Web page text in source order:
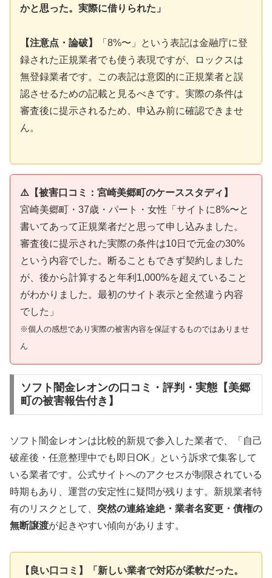
かと思った。実際に借りられた」
【注意点・論破】
「8%〜」という表記は金融庁に登
録された正規業者でも使う表現ですが、ロックスは
無登録業者です。この表記は意図的に正規業者と誤
認させるための記載と見るべきです。実際の条件は
審査後に提示されるため、申込み前に確認できませ
ん。
⚠️【被害口コミ：宮崎美郷町のケーススタディ】
宮崎美郷町・37歳・パート・女性「サイトに8%〜と
書いてあって正規業者だと思って申し込みました。
審査後に提示された実際の条件は10日で元金の30%
という内容でした。断ることもできず契約しました
が、後から計算すると年利1,000%を超えていること
がわかりました。最初のサイト表示と全然違う内容
でした」
※個人の感想であり実際の被害内容を保証するものではありませ
ん
ソフト闇金レオンの口コミ・評判・実態【美郷
町の被害報告付き】
ソフト闇金レオンは比較的新規で参入した業者で、「自己
破産後・任意整理中でも即日OK」という訴求で集客して
いる業者です。公式サイトへのアクセスが制限されている
時期もあり、運営の安定性に疑問が残ります。新規業者特
有のリスクとして、 突然の連絡途絶・業者名変更・債権の
無断譲渡が起きやすい傾向があります。
【良い口コミ】「新しい業者で対応が柔軟だった。